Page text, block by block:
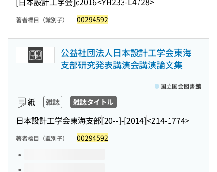
著者標目（識別子） 00294592
公益社団法人日本設計工学会東海
支部研究発表講演会講演論文集
紙 雑誌 雑誌タイトル
日本設計工学会東海支部[20--]-[2014]<Z14-1774>
国立国会図書館
著者標目（識別子） 00294592
このタイトルの巻号